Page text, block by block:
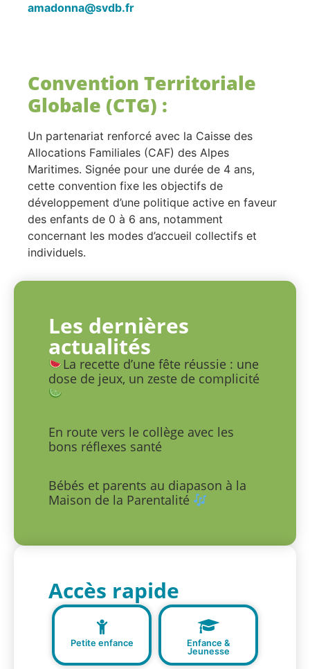
amadonna@svdb.fr
Convention Territoriale
Globale (CTG) :
Un partenariat renforcé avec la Caisse des
Allocations Familiales (CAF) des Alpes
Maritimes. Signée pour une durée de 4 ans,
cette convention fixe les objectifs de
développement d’une politique active en faveur
des enfants de 0 à 6 ans, notamment
concernant les modes d’accueil collectifs et
individuels.
Les dernières
actualités
La recette d’une fête réussie : une
dose de jeux, un zeste de complicité
En route vers le collège avec les
bons réflexes santé
Bébés et parents au diapason à la
Maison de la Parentalité
Accès rapide
Petite enfance
Enfance &
Jeunesse